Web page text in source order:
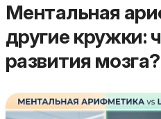
Ментальная
другие кружки:
развития мозга?